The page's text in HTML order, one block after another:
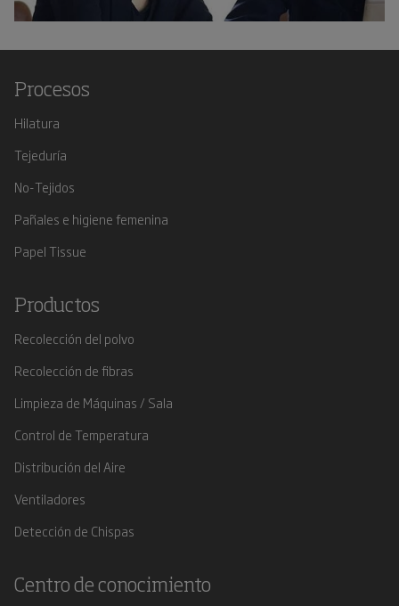
Procesos
Hilatura
Tejeduría
No-Tejidos
Pañales e higiene femenina
Papel Tissue
Productos
Recolección del polvo
Recolección de fibras
Limpieza de Máquinas / Sala
Control de Temperatura
Distribución del Aire
Ventiladores
Detección de Chispas
Centro de conocimiento